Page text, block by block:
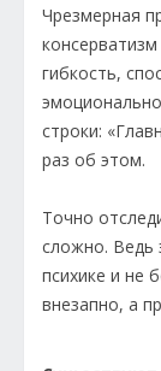
Чрезмерная
гибкость,
строки:
раз об этом.
Точно
сложно. Ведь
психике и не
внезапно, а